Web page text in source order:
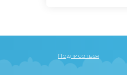
Подписаться